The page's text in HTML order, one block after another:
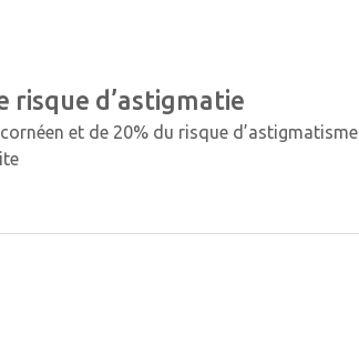
risque d’astigmatie
et de 20% du risque d’astigmatisme